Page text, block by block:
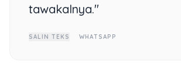
tawakalnya."
SALIN TEKS WHATSAPP